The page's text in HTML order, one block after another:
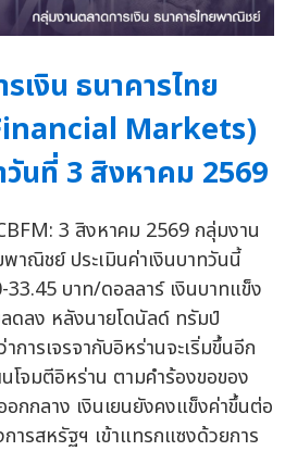
เงิน ธนาคารไทย
Markets)
วันที่ 3 สิงหาคม 2569
3 สิงหาคม 2569 กลุ่มงาน
พาณิชย์ ประเมินค่าเงินบาทวันนี้
33.45 บาท/ดอลลาร์ เงินบาทแข็ง
ดลง หลังนายโดนัลด์ ทรัมป์
การเจรจากับอิหร่านจะเริ่มขึ้นอีก
โจมตีอิหร่าน ตามคำร้องขอของ
กกลาง เงินเยนยังคงแข็งค่าขึ้นต่อ
ารสหรัฐฯ เข้าแทรกแซงด้วยการ